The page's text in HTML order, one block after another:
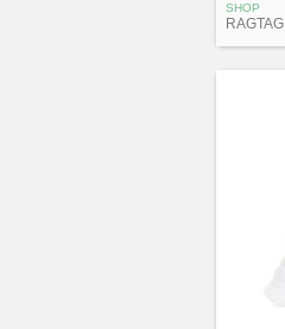
SHOP
RAGTAG